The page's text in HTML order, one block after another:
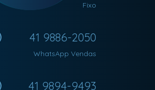
Fixo
41 9886-2050
WhatsApp Vendas
41 9894-9493